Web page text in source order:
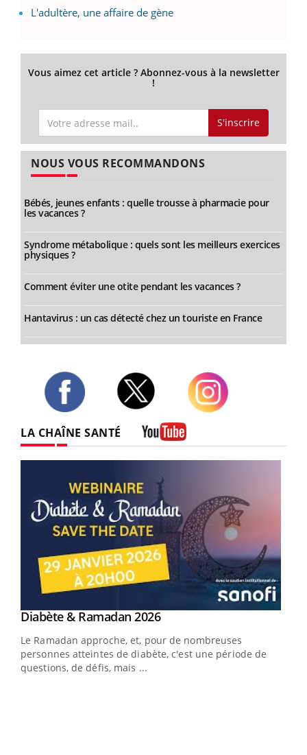
L'adultère, une affaire de gène
Vous aimez cet article ? Abonnez-vous à la newsletter
!
S'inscrire
NOUS VOUS RECOMMANDONS
Bébés, jeunes enfants : quelle trousse à pharmacie pour
les vacances ?
Syndrome métabolique : quels sont les meilleurs exercices
physiques ?
Comment éviter une otite pendant les vacances ?
Hantavirus : un cas détecté chez un touriste en France
LA CHAÎNE SANTÉ
Youtube
Diabète & Ramadan 2026Youtube
Le Ramadan approche, et, pour de nombreuses
personnes atteintes de diabète, c'est une période de
questions, de défis, mais ...